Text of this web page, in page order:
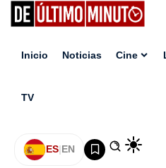
Inicio Noticias Cine
TV
ES|EN